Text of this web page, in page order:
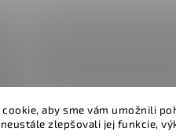
aby sme vám umožnili
neustále zlepšovali jej funkcie,